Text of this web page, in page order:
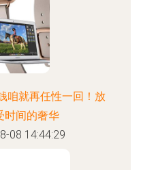
咱就再任性一回！放
时间的奢华
08 14:44:29